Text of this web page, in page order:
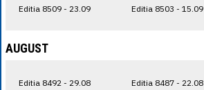
Editia 8509 - 23.09
Editia 8503 - 15.09
AUGUST
Editia 8492 - 29.08
Editia 8487 - 22.08